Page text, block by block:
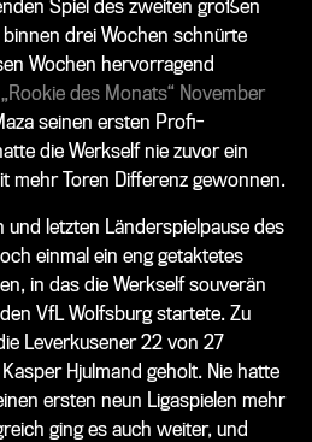
Spiel des zweiten großen
drei Wochen schnürte
Wochen hervorragend
„Rookie des Monats“ November
seinen ersten Profi-
die Werkself nie zuvor ein
mehr Toren Differenz gewonnen.
letzten Länderspielpause des
einmal ein eng getaktetes
in das die Werkself souverän
VfL Wolfsburg startete. Zu
Leverkusener 22 von 27
Hjulmand geholt. Nie hatte
ersten neun Ligaspielen mehr
ging es auch weiter, und